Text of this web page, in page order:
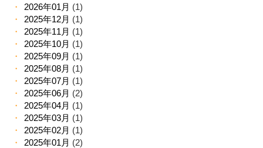
2026年01月 (1)
2025年12月 (1)
2025年11月 (1)
2025年10月 (1)
2025年09月 (1)
2025年08月 (1)
2025年07月 (1)
2025年06月 (2)
2025年04月 (1)
2025年03月 (1)
2025年02月 (1)
2025年01月 (2)